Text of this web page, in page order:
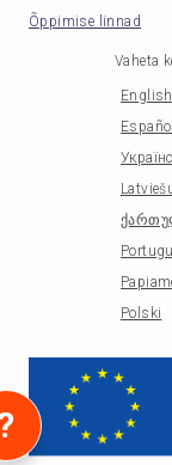
Õppimise linnad
Vaheta
English
Polski